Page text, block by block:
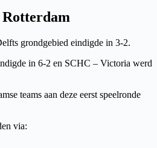
grondgebied eindigde in 3-2.
in 6-2 en SCHC – Victoria werd
teams aan deze eerst speelronde
via: